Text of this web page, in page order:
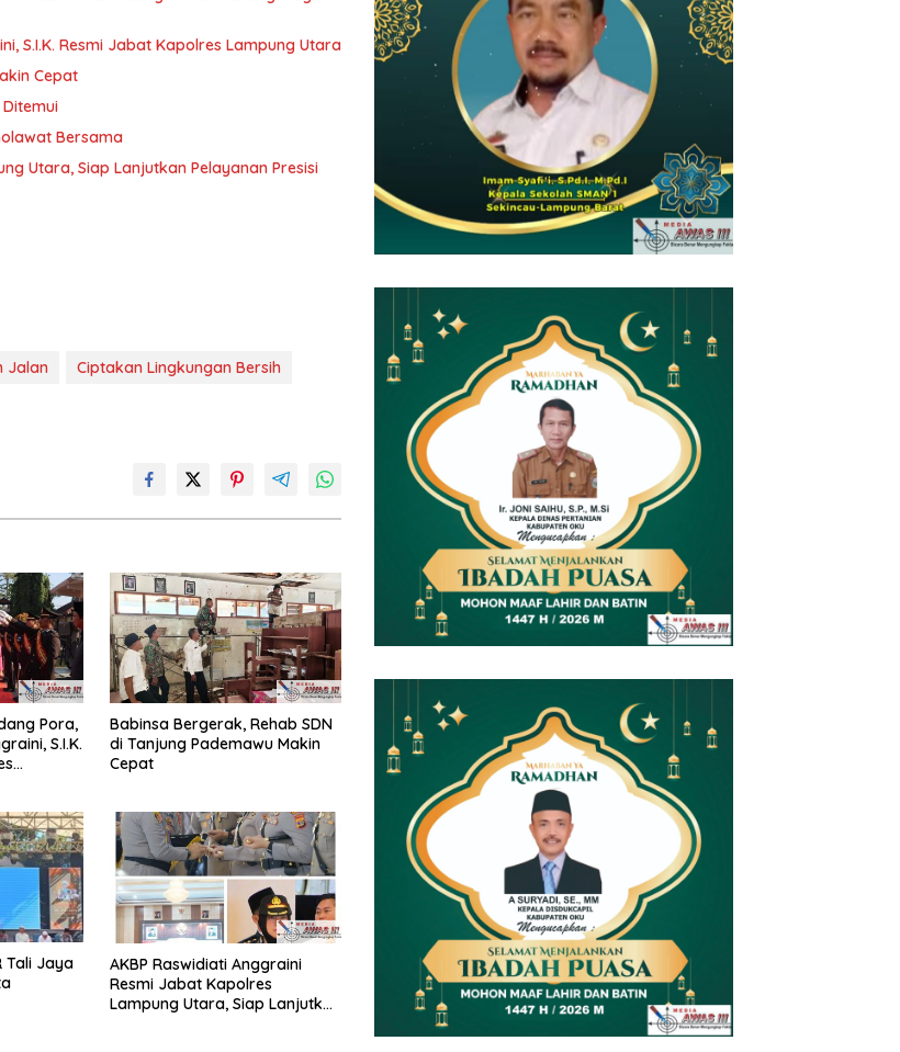
S.I.K. Resmi Jabat Kapolres Lampung Utara
Cepat
Bersama
Utara, Siap Lanjutkan Pelayanan Presisi
Jalan
Ciptakan Lingkungan Bersih
Pora,
S.I.K.
Babinsa Bergerak, Rehab SDN
di Tanjung Pademawu Makin
Cepat
Tali Jaya
AKBP Raswidiati Anggraini
Resmi Jabat Kapolres
Lampung Utara, Siap Lanjutkan